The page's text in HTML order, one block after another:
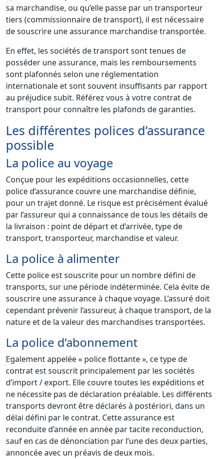
sa marchandise, ou qu’elle passe par un transporteur
tiers (commissionnaire de transport), il est nécessaire
de souscrire une assurance marchandise transportée.
En effet, les sociétés de transport sont tenues de
posséder une assurance, mais les remboursements
sont plafonnés selon une réglementation
internationale et sont souvent insuffisants par rapport
au préjudice subit. Référez vous à votre contrat de
transport pour connaître les plafonds de garanties.
Les différentes polices d’assurance
possible
La police au voyage
Conçue pour les expéditions occasionnelles, cette
police d’assurance couvre une marchandise définie,
pour un trajet donné. Le risque est précisément évalué
par l’assureur qui a connaissance de tous les détails de
la livraison : point de départ et d’arrivée, type de
transport, transporteur, marchandise et valeur.
La police à alimenter
Cette police est souscrite pour un nombre défini de
transports, sur une période indéterminée. Cela évite de
souscrire une assurance à chaque voyage. L’assuré doit
cependant prévenir l’assureur, à chaque transport, de la
nature et de la valeur des marchandises transportées.
La police d’abonnement
Egalement appelée « police flottante », ce type de
contrat est souscrit principalement par les sociétés
d’import / export. Elle couvre toutes les expéditions et
ne nécessite pas de déclaration préalable. Les différents
transports devront être déclarés à postériori, dans un
délai défini par le contrat. Cette assurance est
reconduite d’année en année par tacite reconduction,
sauf en cas de dénonciation par l’une des deux parties,
annoncée avec un préavis de deux mois.